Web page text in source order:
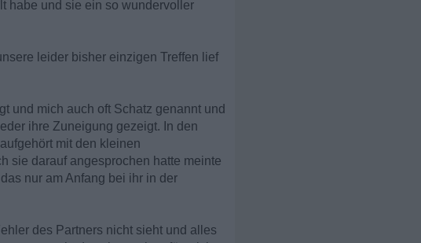
habe und sie ein so wundervoller
leider bisher einzigen Treffen lief
und mich auch oft Schatz genannt und
ihre Zuneigung gezeigt. In den
mit den kleinen
sie darauf angesprochen hatte meinte
nur am Anfang bei ihr in der
des Partners nicht sieht und alles